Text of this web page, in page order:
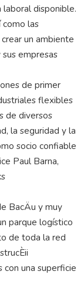
laboral disponible.
las
un ambiente
empresas
de primer
flexibles
de diversos
la seguridad y la
socio confiable
Paul Barna,
BacÄu y muy
parque logístico
de toda la red
una superficie